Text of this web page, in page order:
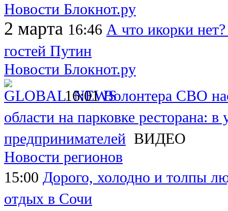
Новости Блокнот.ру
2 марта 16:46 А что икорки
гостей Путин
Новости Блокнот.ру
16:01 Волонтера СВО
области на парковке ресторана:
предпринимателей ВИДЕО
Новости регионов
15:00 Дорого, холодно и толпы
отдых в Сочи